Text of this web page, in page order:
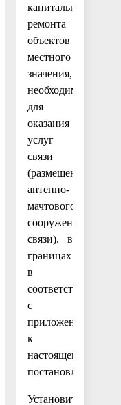
капитального
ремонта
объектов
местного
значения,
необходимых
для
оказания
услуг
связи
(размещение
антенно-
мачтового
сооружения
связи), в
границах
в
соответствии
с
приложением
к
настоящему
постановлению.
Установить